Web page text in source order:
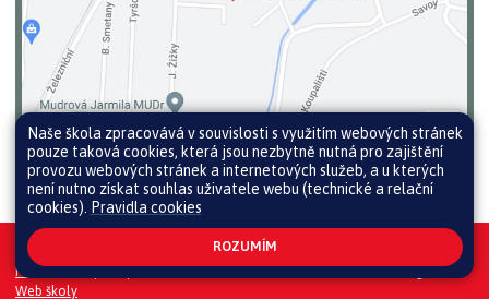
Všechna práva vyhrazena. Copyright © 2026 |
Prohlášení o přístupnosti|Pravidla COOKIES|GDPR|Whistleblowing
Web školy
Naše škola zpracovává v souvislosti s využitím webových stránek
pouze taková cookies, která jsou nezbytně nutná pro zajištění
provozu webových stránek a internetových služeb, a u kterých
není nutno získat souhlas uživatele webu (technické a relační
cookies). Pravidla cookies
ROZUMÍM